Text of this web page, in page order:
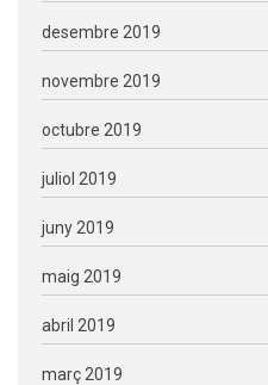
desembre 2019
novembre 2019
octubre 2019
juliol 2019
juny 2019
maig 2019
abril 2019
març 2019